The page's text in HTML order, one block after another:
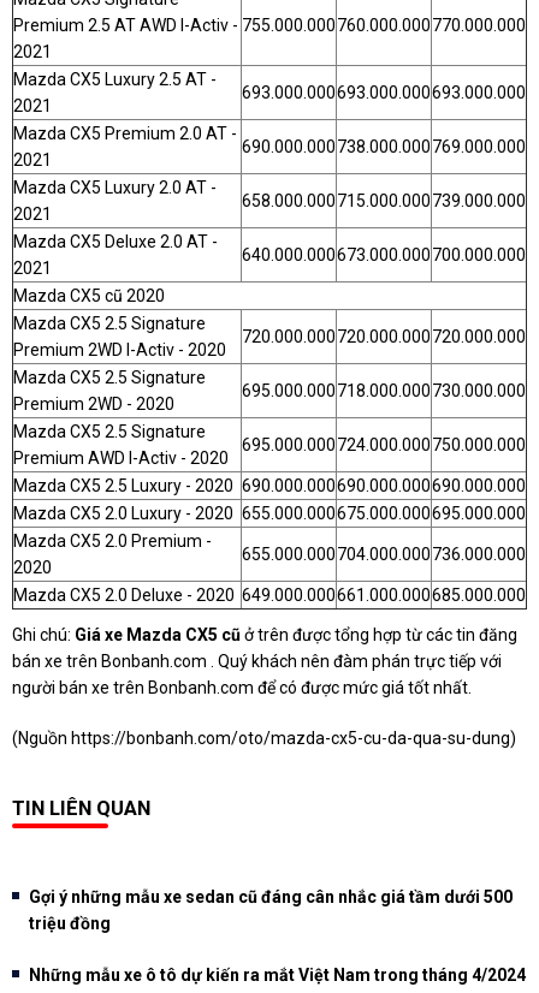
Premium 2.5 AT AWD I-Activ -
2021
755.000.000760.000.000770.000.000
Mazda CX5 Luxury 2.5 AT -
2021
693.000.000693.000.000693.000.000
Mazda CX5 Premium 2.0 AT -
2021
690.000.000738.000.000769.000.000
Mazda CX5 Luxury 2.0 AT -
2021
658.000.000715.000.000739.000.000
Mazda CX5 Deluxe 2.0 AT -
2021
640.000.000673.000.000700.000.000
Mazda CX5 cũ 2020
Mazda CX5 2.5 Signature
Premium 2WD I-Activ - 2020
720.000.000720.000.000720.000.000
Mazda CX5 2.5 Signature
Premium 2WD - 2020
695.000.000718.000.000730.000.000
Mazda CX5 2.5 Signature
Premium AWD I-Activ - 2020
695.000.000724.000.000750.000.000
Mazda CX5 2.5 Luxury - 2020 690.000.000690.000.000690.000.000
Mazda CX5 2.0 Luxury - 2020 655.000.000675.000.000695.000.000
Mazda CX5 2.0 Premium -
2020
655.000.000704.000.000736.000.000
Mazda CX5 2.0 Deluxe - 2020 649.000.000661.000.000685.000.000
Ghi chú: Giá xe Mazda CX5 cũở trên được tổng hợp từ các tin đăng
bán xe trên Bonbanh.com . Quý khách nên đàm phán trực tiếp với
người bán xe trên Bonbanh.com để có được mức giá tốt nhất.
(Nguồn https://bonbanh.com/oto/mazda-cx5-cu-da-qua-su-dung)
TIN LIÊN QUAN
Gợi ý những mẫu xe sedan cũ đáng cân nhắc giá tầm dưới 500
triệu đồng
Những mẫu xe ô tô dự kiến ra mắt Việt Nam trong tháng 4/2024